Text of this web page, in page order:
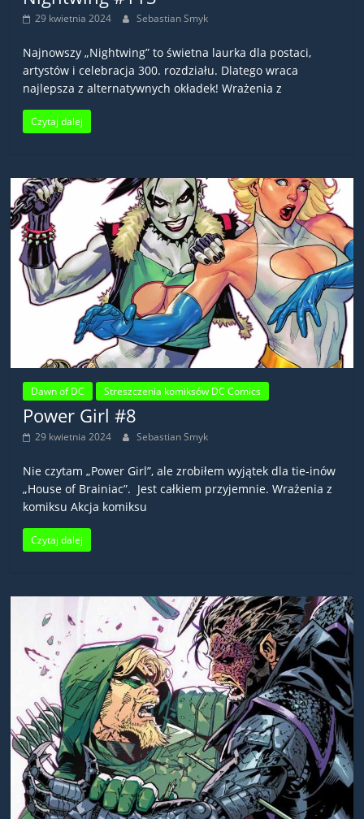
29 kwietnia 2024 Sebastian Smyk
Najnowszy „Nightwing” to świetna laurka dla postaci,
artystów i celebracja 300. rozdziału. Dlatego wraca
najlepsza z alternatywnych okładek! Wrażenia z
Czytaj dalej
Dawn of DC Streszczenia komiksów DC Comics
Power Girl #8
29 kwietnia 2024 Sebastian Smyk
Nie czytam „Power Girl”, ale zrobiłem wyjątek dla tie-inów
„House of Brainiac”. Jest całkiem przyjemnie. Wrażenia z
komiksu Akcja komiksu
Czytaj dalej